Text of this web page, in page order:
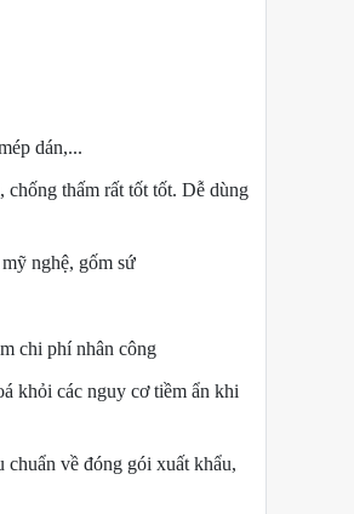
dán,...
chống thấm rất tốt tốt. Dễ dùng
nghệ, gốm sứ
chi phí nhân công
khỏi các nguy cơ tiềm ẩn khi
chuẩn về đóng gói xuất khẩu,